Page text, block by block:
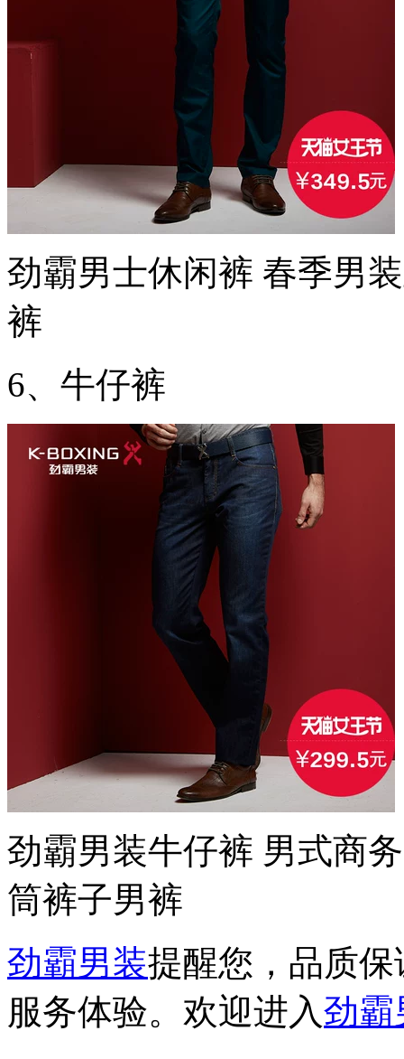
劲霸男士休闲裤 春季男
裤
6、牛仔裤
劲霸男装牛仔裤 男式商
筒裤子男裤
劲霸男装提醒您，品质
服务体验。欢迎进入劲霸